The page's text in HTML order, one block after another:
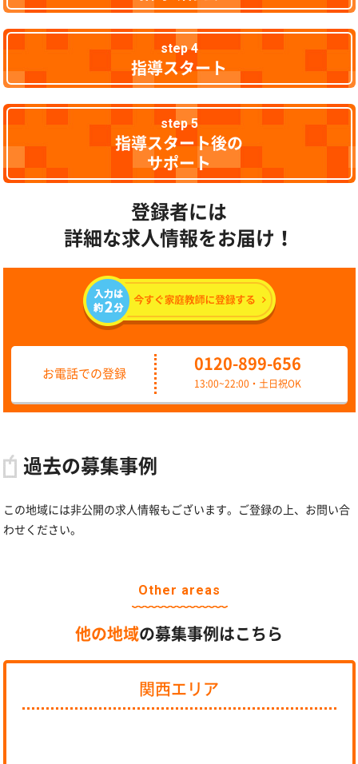
step 4
指導スタート
step 5
指導スタート後の
サポート
登録者には
詳細な求人情報をお届け！
お電話での登録
0120-899-656
13:00~22:00・土日祝OK
過去の募集事例
この地域には非公開の求人情報もございます。ご登録の上、お問い合
わせください。
Other areas
他の地域の募集事例はこちら
関西エリア